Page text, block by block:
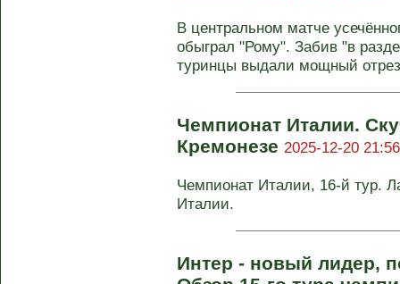
В центральном матче
обыграл "Рому". Забив "в
туринцы выдали мощный
Чемпионат Италии.
Кремонезе 2025-12-20
Чемпионат Италии, 16-й тур.
Италии.
Интер - новый лидер,